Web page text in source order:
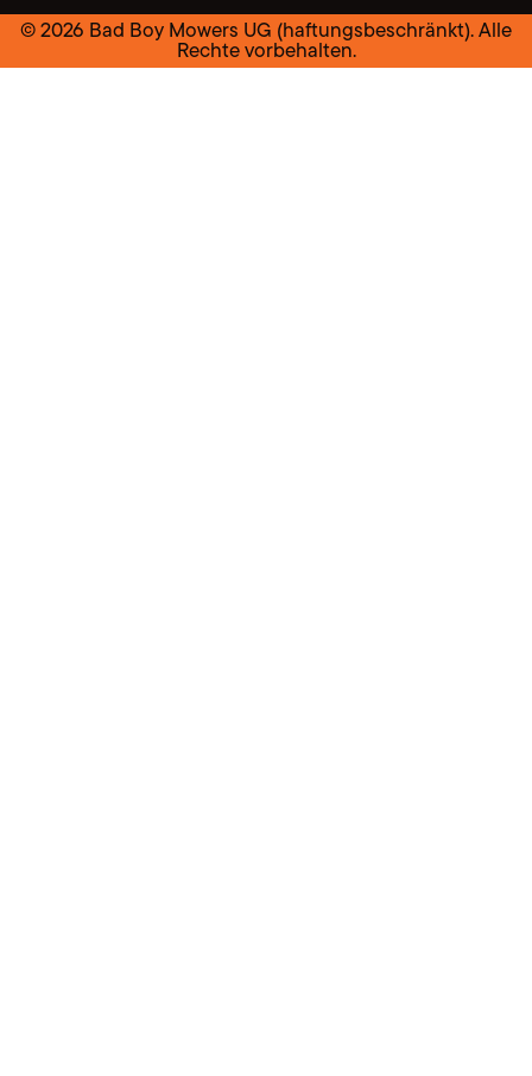
© 2026 Bad Boy Mowers UG (haftungsbeschränkt). Alle
Rechte vorbehalten.